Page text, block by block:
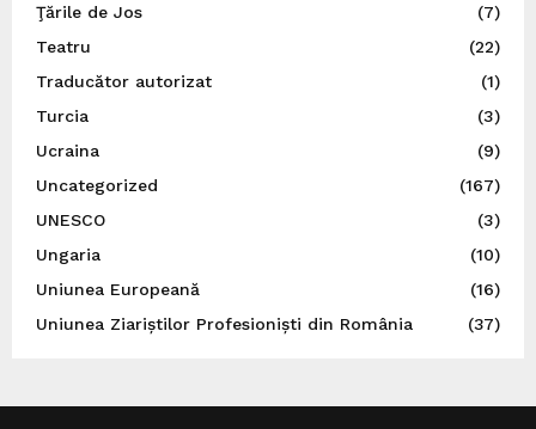
Ţările de Jos
(7)
Teatru
(22)
Traducător autorizat
(1)
Turcia
(3)
Ucraina
(9)
Uncategorized
(167)
UNESCO
(3)
Ungaria
(10)
Uniunea Europeană
(16)
Uniunea Ziariștilor Profesioniști din România
(37)